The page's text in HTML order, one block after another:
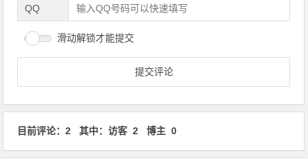
QQ
滑动解锁才能提交
目前评论：2 其中：访客 2 博主 0